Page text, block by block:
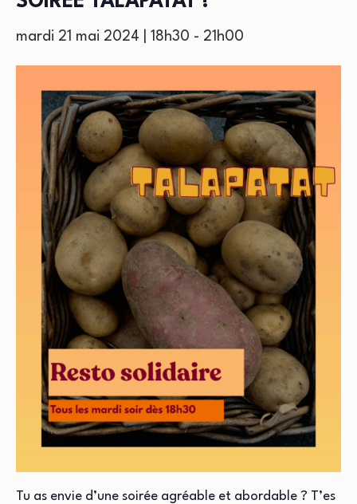
mardi 21 mai 2024 | 18h30 - 21h00
Tu as envie d’une soirée agréable et abordable ? T’es